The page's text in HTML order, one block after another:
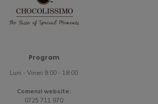
Program
Luni - Vineri 9:00 - 18:00
Comenzi website:
0725 711 970